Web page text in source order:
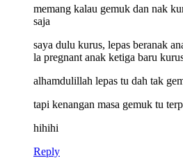
memang kalau gemuk dan nak
saja
saya dulu kurus, lepas beranak
la pregnant anak ketiga baru
alhamdulillah lepas tu dah tak
tapi kenangan masa gemuk tu
hihihi
Reply